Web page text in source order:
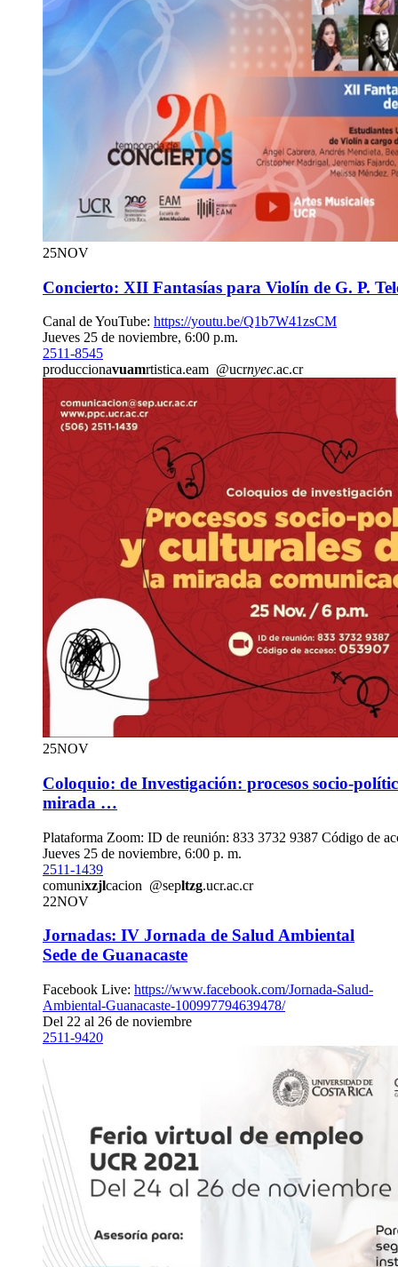
25NOV
Concierto: XII Fantasías para Violín de G. P.
Canal de YouTube: https://youtu.be/Q1b7W41zsCM
Jueves 25 de noviembre, 6:00 p.m.
2511-8545
produccionavuamrtistica.eam @ucrnyec.ac.cr
25NOV
Coloquio: de Investigación: procesos socio-
mirada …
Plataforma Zoom: ID de reunión: 833 3732 9387 Código de
Jueves 25 de noviembre, 6:00 p. m.
2511-1439
comunixzjlcacion @sepltzg.ucr.ac.cr
22NOV
Jornadas: IV Jornada de Salud Ambiental
Sede de Guanacaste
Facebook Live: https://www.facebook.com/Jornada-Salud-
Ambiental-Guanacaste-100997794639478/
Del 22 al 26 de noviembre
2511-9420